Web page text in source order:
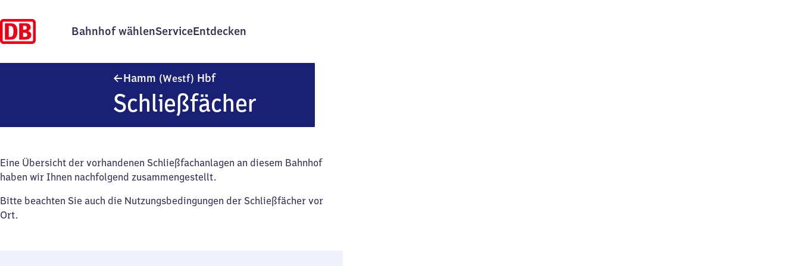
Bahnhof wählenServiceEntdecken
Hamm (Westf) HbfHamm (Westfalen) Hauptbahnhof
Schließfächer
Eine Übersicht der vorhandenen Schließfachanlagen an diesem Bahnhof
haben wir Ihnen nachfolgend zusammengestellt.
Bitte beachten Sie auch die Nutzungsbedingungen der Schließfächer vor
Ort.